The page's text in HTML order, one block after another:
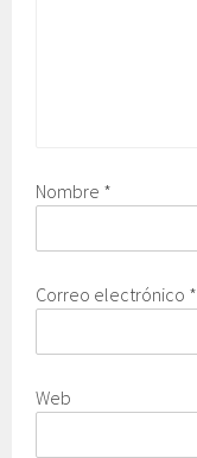
Nombre *
Correo electrónico *
Web